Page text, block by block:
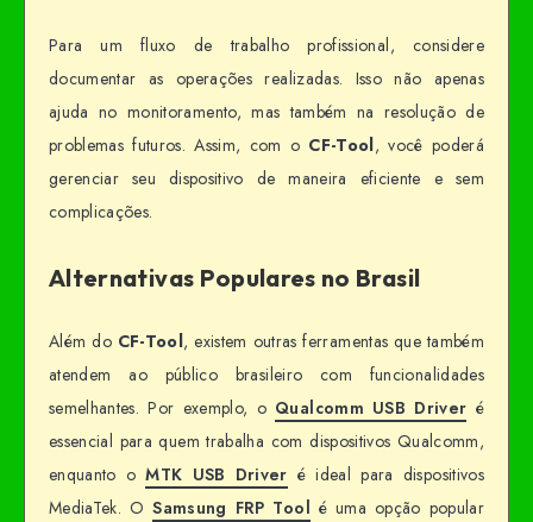
Para um fluxo de trabalho profissional, considere
documentar as operações realizadas. Isso não apenas
ajuda no monitoramento, mas também na resolução de
problemas futuros. Assim, com o CF-Tool, você poderá
gerenciar seu dispositivo de maneira eficiente e sem
complicações.
Alternativas Populares no Brasil
Além do CF-Tool, existem outras ferramentas que também
atendem ao público brasileiro com funcionalidades
semelhantes. Por exemplo, o Qualcomm USB Driver é
essencial para quem trabalha com dispositivos Qualcomm,
enquanto oMTK USB Driver é ideal para dispositivos
MediaTek. OSamsung FRP Tool é uma opção popular